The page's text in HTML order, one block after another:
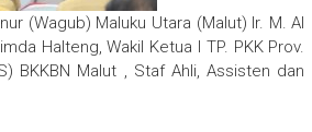
(Wagub) Maluku Utara (Malut) Ir. M. Al
Halteng, Wakil Ketua I TP. PKK Prov.
BKKBN Malut , Staf Ahli, Assisten dan